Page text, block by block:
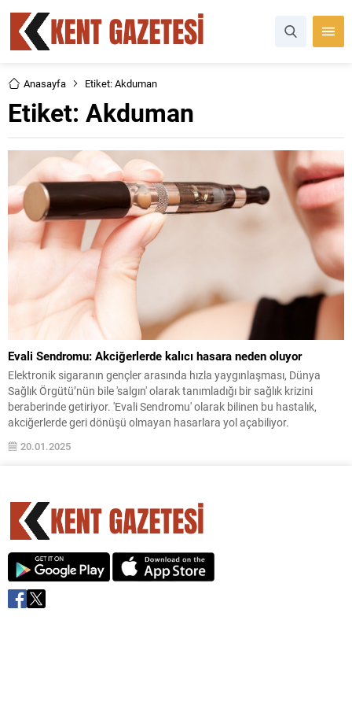
Anasayfa Etiket: Akduman
Etiket: Akduman
Evali Sendromu: Akciğerlerde kalıcı hasara neden oluyor
Elektronik sigaranın gençler arasında hızla yaygınlaşması, Dünya
Sağlık Örgütü’nün bile 'salgın' olarak tanımladığı bir sağlık krizini
beraberinde getiriyor. 'Evali Sendromu' olarak bilinen bu hastalık,
akciğerlerde geri dönüşü olmayan hasarlara yol açabiliyor.
20.01.2025